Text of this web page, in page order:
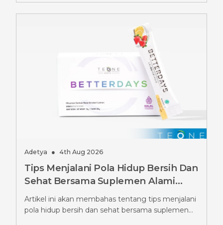
Adetya ● 4th Aug 2026
Tips Menjalani Pola Hidup Bersih Dan
Sehat Bersama Suplemen Alami
Betterdays, Temukan Manfaatnya
Artikel ini akan membahas tentang tips menjalani
pola hidup bersih dan sehat bersama suplemen